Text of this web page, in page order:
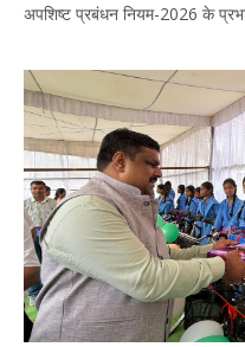
अपशिष्ट प्रबंधन नियम-2026 के